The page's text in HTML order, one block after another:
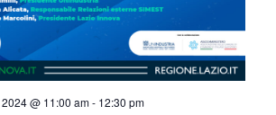
@ 11:00 am- 12:30 pm